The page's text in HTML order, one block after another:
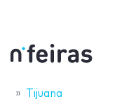
Tijuana